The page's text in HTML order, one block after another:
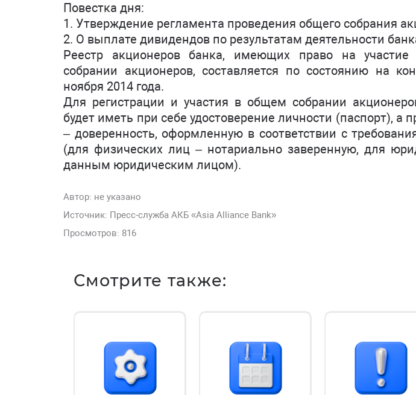
Повестка дня:
1. Утверждение регламента проведения общего собрания
2. О выплате дивидендов по результатам деятельности
Реестр акционеров банка, имеющих право на
собрании акционеров, составляется по состоянию на
ноября 2014 года.
Для регистрации и участия в общем собрании
будет иметь при себе удостоверение личности (паспорт), а
– доверенность, оформленную в соответствии с
(для физических лиц – нотариально заверенную, для
данным юридическим лицом).
Автор: не указано
Источник: Пресс-служба АКБ «Asia Alliance Bank»
Просмотров: 816
Смотрите также: